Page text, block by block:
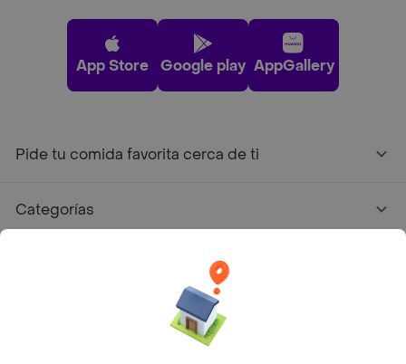
App Store Google play AppGallery
Pide tu comida favorita cerca de ti
Categorías